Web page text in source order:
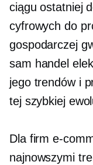
ciągu ostatniej
cyfrowych do
gospodarczej
sam handel
jego trendów i
tej szybkiej
Dla firm e-
najnowszymi